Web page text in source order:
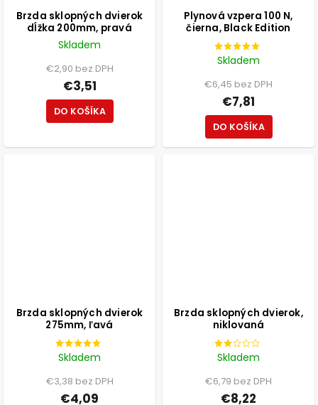
Brzda sklopných dvierok
dĺžka 200mm, pravá
Skladem
€2,90 bez DPH
€3,51
DO KOŠÍKA
Plynová vzpera 100 N,
čierna, Black Edition
Skladem
€6,45 bez DPH
€7,81
DO KOŠÍKA
Brzda sklopných dvierok
275mm, ľavá
Skladem
€3,38 bez DPH
€4,09
Brzda sklopných dvierok,
niklovaná
Skladem
€6,79 bez DPH
€8,22